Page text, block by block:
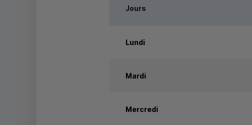
Jours
Lundi
Mardi
Mercredi